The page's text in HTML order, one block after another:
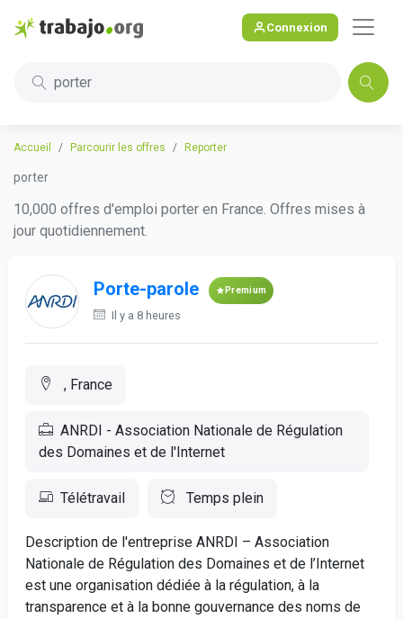
Connexion
porter
Accueil Parcourir les offres Reporter
porter
10,000 offres d'emploi porter en France. Offres mises à
jour quotidiennement.
Porte-parole Premium
Il y a 8 heures
, France
ANRDI - Association Nationale de Régulation
des Domaines et de l'Internet
Télétravail Temps plein
Description de l'entreprise ANRDI – Association
Nationale de Régulation des Domaines et de l’Internet
est une organisation dédiée à la régulation, à la
transparence et à la bonne gouvernance des noms de